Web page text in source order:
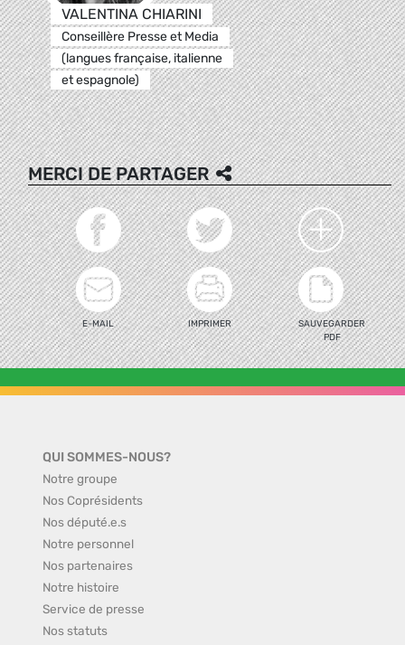
VALENTINA CHIARINI
Conseillère Presse et Media
(langues française, italienne
et espagnole)
MERCI DE PARTAGER
E-MAIL IMPRIMER
SAUVEGARDER
PDF
QUI SOMMES-NOUS?
Notre groupe
Nos Coprésidents
Nos député.e.s
Notre personnel
Nos partenaires
Notre histoire
Service de presse
Nos statuts